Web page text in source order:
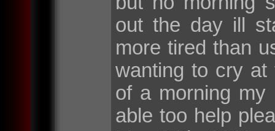
out the day ill
more tired than
wanting to cry at
of a morning my
able too help